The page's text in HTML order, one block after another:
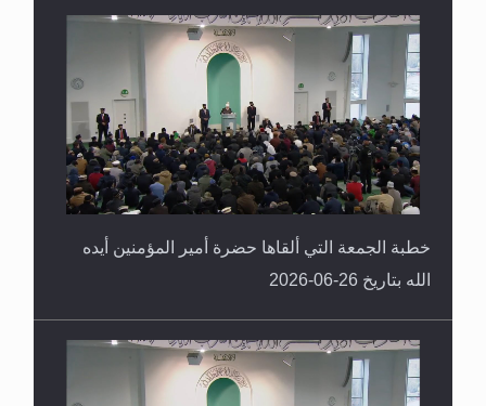
خطبة الجمعة التي ألقاها حضرة أمير المؤمنين أيده
الله بتاريخ 26-06-2026